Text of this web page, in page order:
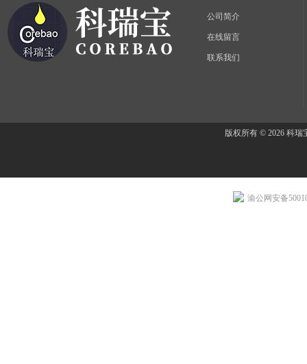
公司简介
在线留言
联系我们
版权所有 © 2026 科
渝公网安备